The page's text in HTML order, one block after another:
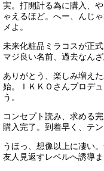
実。打開計る為に購入、
ゃえるほど。へー、んじ
メよ。
未来化粧品ミラコスが正
マジ良い名前、過去なん
ありがとう、楽しみ増え
始。ＩＫＫＯさんプロデ
う。
コンセプト読み、求める
購入完了。到着早く、テ
うほっ、想像以上に凄い
友人見返すレベルへ誘導ま